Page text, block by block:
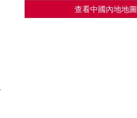
查看中國內地地圖